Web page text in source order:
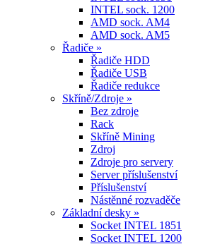
INTEL sock. 1200
AMD sock. AM4
AMD sock. AM5
Řadiče »
Řadiče HDD
Řadiče USB
Řadiče redukce
Skříně/Zdroje »
Bez zdroje
Rack
Skříně Mining
Zdroj
Zdroje pro servery
Server příslušenství
Příslušenství
Nástěnné rozvaděče
Základní desky »
Socket INTEL 1851
Socket INTEL 1200